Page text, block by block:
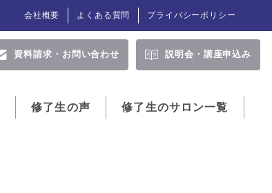
会社概要 よくある質問 プライバシーポリシー
資料請求・ お問い合わせ 説明会・ 講座申込み
修了生の声 修了生のサロン一覧